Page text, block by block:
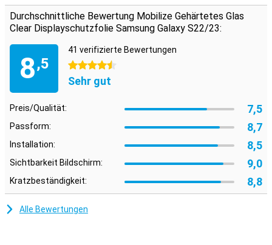
Schutz, den Du kaum bemerkst
Suchst Du nach einem Schutz für das Display Deines Samsung
bewahrt Dein Display vor Schmutz, Staub und scharfen
Gegenständen, ohne das brillante Display-Erlebnis zu
beeinträchtigen. So bleibt Dein Bildschirm unversehrt – und Du
kannst Dein Handy uneingeschränkt genießen.
Durchschnittliche Bewertung Mobilize Gehärtetes Glas
Clear Displayschutzfolie Samsung Galaxy S22/23:
8,5
41 verifizierte Bewertungen
4.5 Sterne
Sehr gut
Preis/Qualität: 7,5
Passform: 8,7
Installation: 8,5
Sichtbarkeit Bildschirm: 9,0
Kratzbeständigkeit: 8,8
Alle Bewertungen